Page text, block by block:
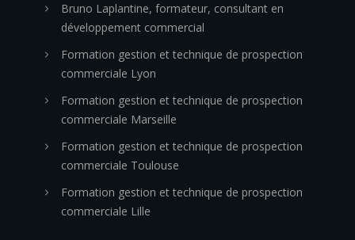
Bruno Laplantine, formateur, consultant en
développement commercial
Formation gestion et technique de prospection
commerciale Lyon
Formation gestion et technique de prospection
commerciale Marseille
Formation gestion et technique de prospection
commerciale Toulouse
Formation gestion et technique de prospection
commerciale Lille